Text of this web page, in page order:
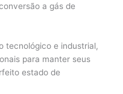
a gás de
tecnológico e industrial,
para manter seus
estado de